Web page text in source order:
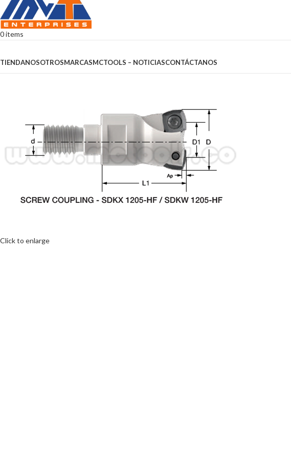
0items
TIENDANOSOTROSMARCASMCTOOLS – NOTICIASCONTÁCTANOS
Click to enlarge